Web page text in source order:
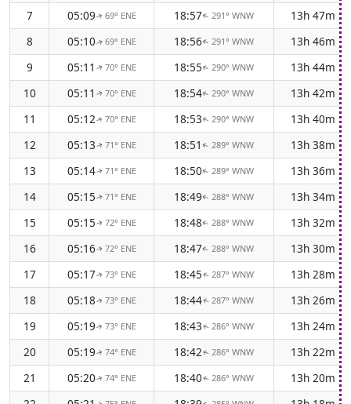
7
05:09↑ 69° ENE 18:57↑ 291° WNW
13h 47m
8
05:10↑ 69° ENE 18:56↑ 291° WNW
13h 46m
9
05:11 ↑ 70° ENE 18:55↑ 290° WNW
13h 44m
10
05:11 ↑ 70° ENE 18:54↑ 290° WNW
13h 42m
11
05:12↑ 70° ENE 18:53↑ 290° WNW
13h 40m
12
05:13↑ 71° ENE 18:51 ↑ 289° WNW
13h 38m
13
05:14↑ 71° ENE 18:50↑ 289° WNW
13h 36m
14
05:15↑ 71° ENE 18:49↑ 288° WNW
13h 34m
15
05:15↑ 72° ENE 18:48↑ 288° WNW
13h 32m
16
05:16↑ 72° ENE 18:47↑ 288° WNW
13h 30m
17
05:17↑ 73° ENE 18:45↑ 287° WNW
13h 28m
18
05:18↑ 73° ENE 18:44↑ 287° WNW
13h 26m
19
05:19↑ 73° ENE 18:43↑ 286° WNW
13h 24m
20
05:19↑ 74° ENE 18:42↑ 286° WNW
13h 22m
21
05:20↑ 74° ENE 18:40↑ 286° WNW
13h 20m